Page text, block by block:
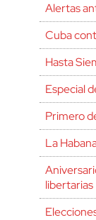
Alertas
Cuba
Hasta
Especial
Primero
La
libertarias